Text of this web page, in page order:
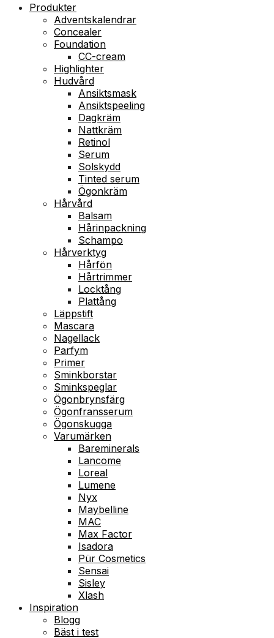
Produkter
Adventskalendrar
Concealer
Foundation
CC-cream
Highlighter
Hudvård
Ansiktsmask
Ansiktspeeling
Dagkräm
Nattkräm
Retinol
Serum
Solskydd
Tinted serum
Ögonkräm
Hårvård
Balsam
Hårinpackning
Schampo
Hårverktyg
Hårfön
Hårtrimmer
Locktång
Plattång
Läppstift
Mascara
Nagellack
Parfym
Primer
Sminkborstar
Sminkspeglar
Ögonbrynsfärg
Ögonfransserum
Ögonskugga
Varumärken
Bareminerals
Lancome
Loreal
Lumene
Nyx
Maybelline
MAC
Max Factor
Isadora
Pür Cosmetics
Sensai
Sisley
Xlash
Inspiration
Blogg
Bäst i test